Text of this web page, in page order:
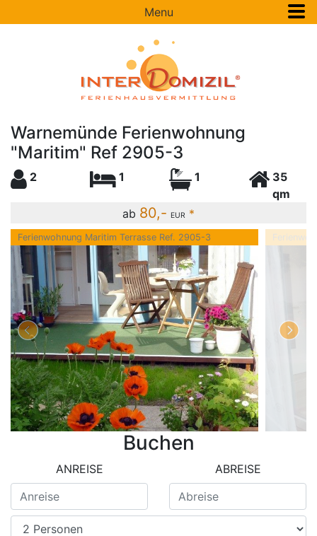
Menu
Warnemünde Ferienwohnung
"Maritim" Ref 2905-3
2 1 1
35
qm
ab 80,- EUR *
Ferienwohnung Maritim Terrasse Ref. 2905-3
Buchen
ANREISE ABREISE